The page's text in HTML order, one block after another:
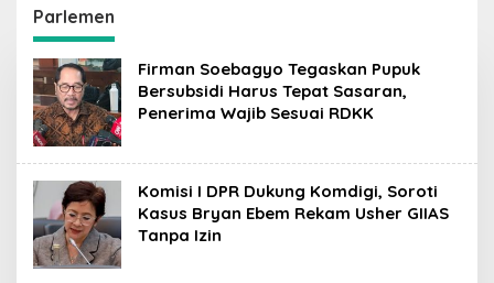
Pencipta Lagu MBG,
Ajak Makan
Parlemen
Firman Soebagyo Tegaskan Pupuk
Bersubsidi Harus Tepat Sasaran,
Penerima Wajib Sesuai RDKK
Komisi I DPR Dukung Komdigi, Soroti
Kasus Bryan Ebem Rekam Usher GIIAS
Tanpa Izin